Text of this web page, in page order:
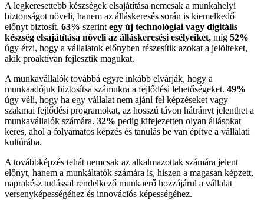
A legkeresettebb készségek elsajátítása nemcsak a munkahelyi
biztonságot növeli, hanem az álláskeresés során is kiemelkedő
előnyt biztosít. 63% szerint egy új technológiai vagy digitális
készség elsajátítása növeli az álláskeresési esélyeiket, míg 52%
úgy érzi, hogy a vállalatok előnyben részesítik azokat a jelölteket,
akik proaktívan fejlesztik magukat.
A munkavállalók továbbá egyre inkább elvárják, hogy a
munkaadójuk biztosítsa számukra a fejlődési lehetőségeket. 49%
úgy véli, hogy ha egy vállalat nem ajánl fel képzéseket vagy
szakmai fejlődési programokat, az hosszú távon hátrányt jelenthet a
munkavállalók számára. 32% pedig kifejezetten olyan állásokat
keres, ahol a folyamatos képzés és tanulás be van építve a vállalati
kultúrába.
A továbbképzés tehát nemcsak az alkalmazottak számára jelent
előnyt, hanem a munkáltatók számára is, hiszen a magasan képzett,
naprakész tudással rendelkező munkaerő hozzájárul a vállalat
versenyképességéhez és innovációs képességéhez.